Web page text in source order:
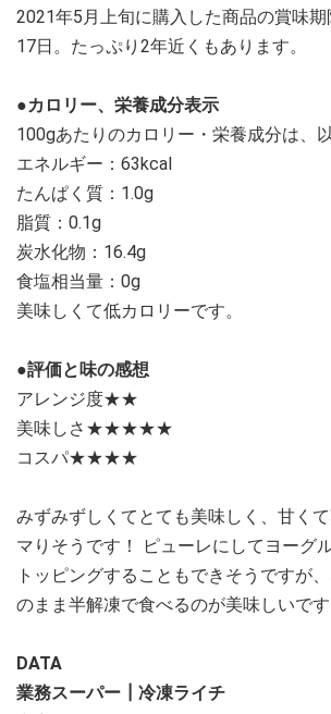
2021年5月上旬に購入した商品の賞味期
17日。たっぷり2年近くもあります。
●カロリー、栄養成分表示
100gあたりのカロリー・栄養成分は、
エネルギー：63kcal
たんぱく質：1.0g
脂質：0.1g
炭水化物：16.4g
食塩相当量：0g
美味しくて低カロリーです。
●評価と味の感想
アレンジ度★★
美味しさ★★★★★
コスパ★★★★
みずみずしくてとても美味しく、甘く
マりそうです！ ピューレにしてヨーグ
トッピングすることもできそうですが
のまま半解凍で食べるのが美味しいです
DATA
業務スーパー┃冷凍ライチ